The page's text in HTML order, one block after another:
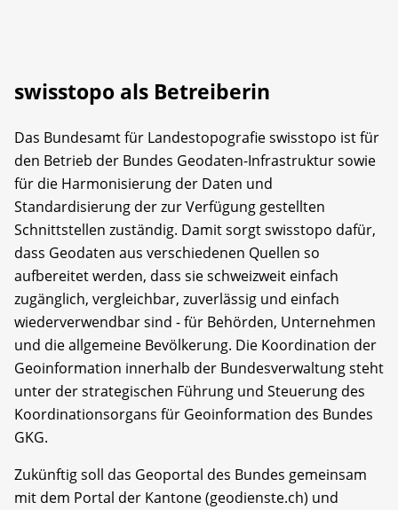
swisstopo als Betreiberin
Das Bundesamt für Landestopografie swisstopo ist für
den Betrieb der Bundes Geodaten-Infrastruktur sowie
für die Harmonisierung der Daten und
Standardisierung der zur Verfügung gestellten
Schnittstellen zuständig. Damit sorgt swisstopo dafür,
dass Geodaten aus verschiedenen Quellen so
aufbereitet werden, dass sie schweizweit einfach
zugänglich, vergleichbar, zuverlässig und einfach
wiederverwendbar sind - für Behörden, Unternehmen
und die allgemeine Bevölkerung. Die Koordination der
Geoinformation innerhalb der Bundesverwaltung steht
unter der strategischen Führung und Steuerung des
Koordinationsorgans für Geoinformation des Bundes
GKG.
Zukünftig soll das Geoportal des Bundes gemeinsam
mit dem Portal der Kantone (geodienste.ch) und